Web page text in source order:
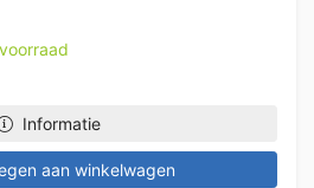
Informatie
aan winkelwagen